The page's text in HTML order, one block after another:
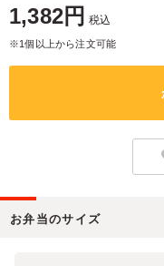
1,382円 税込
※1個以上から注文可能
お弁当のサイズ